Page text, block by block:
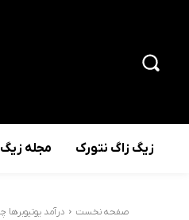
زیگ زاگ نتورک مجله
صفحه نخست درآمد یوتیوبرها